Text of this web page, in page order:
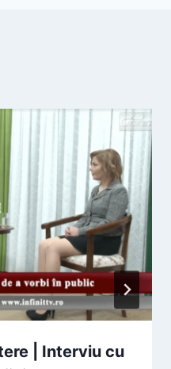
| Interviu cu